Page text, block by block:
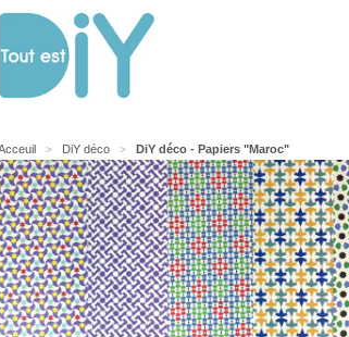
> DiY déco > DiY déco - Papiers "Maroc"